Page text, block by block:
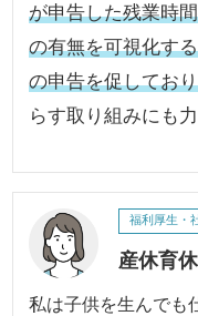
が申告した残業時
の有無を可視化す
の申告を促してお
らす取り組みにも
産休育
福利厚生・
私は子供を生んでも